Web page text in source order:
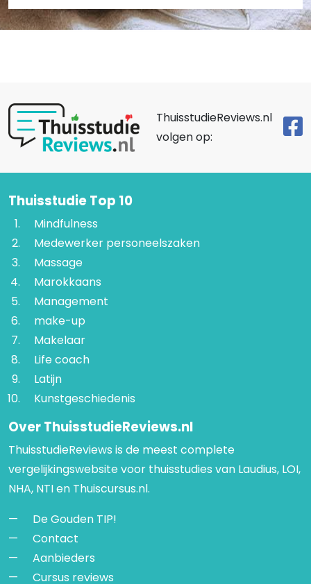
ThuisstudieReviews.nl
volgen op:
Thuisstudie Top 10
Mindfulness
Medewerker personeelszaken
Massage
Marokkaans
Management
make-up
Makelaar
Life coach
Latijn
Kunstgeschiedenis
Over ThuisstudieReviews.nl
ThuisstudieReviews is de meest complete
vergelijkingswebsite voor thuisstudies van Laudius, LOI,
NHA, NTI en Thuiscursus.nl.
De Gouden TIP!
Contact
Aanbieders
Cursus reviews